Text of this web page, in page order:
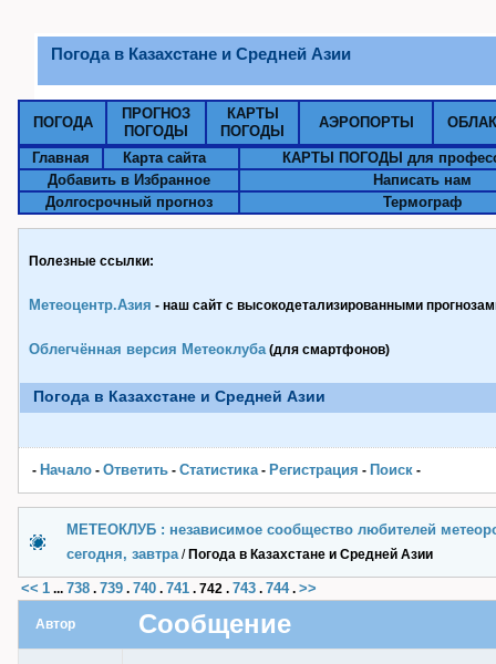
Погода в Казахстане и Средней Азии
ПОГОДА
ПРОГНОЗ
ПОГОДЫ
КАРТЫ
ПОГОДЫ
АЭРОПОРТЫ
Главная Карта сайта
КАРТЫ ПОГОДЫ для
Добавить в Избранное
Написать нам
Долгосрочный прогноз
Термограф
Полезные ссылки:
Метеоцентр.Азия - наш сайт с высокодетализированными
Облегчённая версия Метеоклуба(для смартфонов)
Погода в Казахстане и Средней Азии
- Начало - Ответить - Статистика- Pегистрация - Поиск -
МЕТЕОКЛУБ : независимое сообщество любителей
сегодня, завтра/ Погода в Казахстане и Средней Азии
<< 1 ... 738 . 739 . 740 . 741 . 742 . 743 . 744. >>
Автор Сообщение